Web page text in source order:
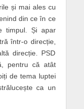
și mai ales cu
din ce în ce
timpul. Și apar
într-o direcție,
direcție. PSD
pentru că atât
de tema luptei
ca un